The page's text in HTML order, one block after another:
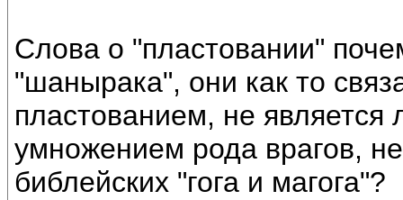
Слова о "пластовании"
"шанырака", они как то
пластованием, не является
умножением рода врагов,
библейских "гога и магога"?